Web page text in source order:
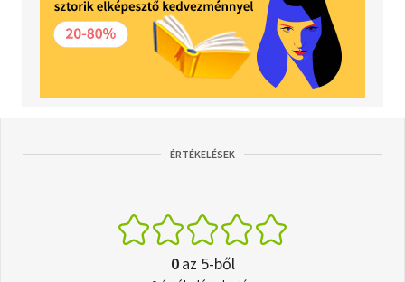
ÉRTÉKELÉSEK
0az 5-ből